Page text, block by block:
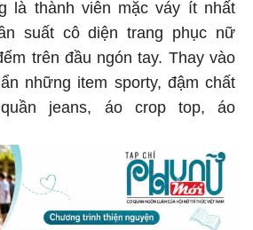
là thành viên mặc váy ít nhất
suất cô diện trang phục nữ
trên đầu ngón tay. Thay vào
những item sporty, đậm chất
jeans, áo crop top, áo